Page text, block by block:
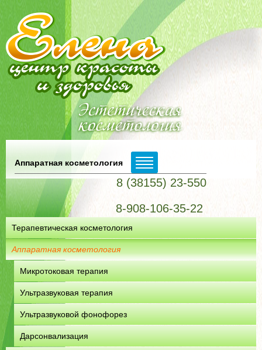
Аппаратная косметология
8 (38155) 23-550
8-908-106-35-22
Терапевтическая косметология
Аппаратная косметология
Микротоковая терапия
Ультразвуковая терапия
Ультразвуковой фонофорез
Дарсонвализация